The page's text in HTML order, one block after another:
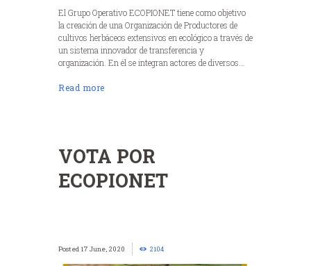
El Grupo Operativo ECOPIONET tiene como objetivo
la creación de una Organización de Productores de
cultivos herbáceos extensivos en ecológico a través de
un sistema innovador de transferencia y
organización. En él se integran actores de diversos...
Read more
VOTA POR
ECOPIONET
17 June, 2020 2104